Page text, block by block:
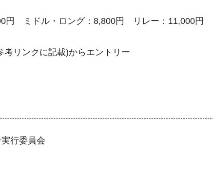
円 ミドル・ロング：8,800円 リレー：11,000円
考リンクに記載)からエントリー
行委員会